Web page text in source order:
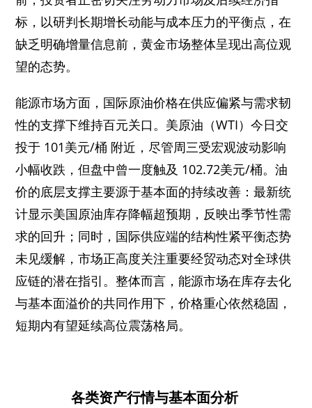
标，以研判长期增长动能与成本压力的平衡点，在
缺乏明确增量信息前，黄金市场整体呈现出高位观
望的态势。
能源市场方面，国际原油价格在供应偏紧与需求韧
性的支撑下维持百元关口。美原油（WTI）今日交
投于 101美元/桶 附近，尽管周三受宏观波动影响
小幅收跌，但盘中曾一度触及 102.72美元/桶。油
价的底层支撑主要源于基本面的持续改善：最新统
计显示美国原油库存降幅超预期，反映出季节性需
求的回升；同时，国际供应端的结构性紧平衡态势
未见缓解，市场正高度关注重要经贸动态对全球供
应链的潜在指引。整体而言，能源市场在库存去化
与基本面溢价的共同作用下，价格重心依然稳固，
短期内有望延续高位震荡格局。
各类资产行情与基本面分析